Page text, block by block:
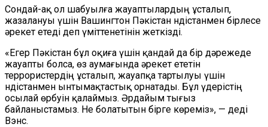
Сондай-ақ ол шабуылға жауаптылардың ұсталып,
жазалануы үшін Вашингтон Пәкістан Үндістанмен бірлесе
әрекет етеді деп үміттенетінін жеткізді.
«Eгер Пәкістан бұл оқиға үшін қандай да бір дәрежеде
жауапты болса, өз аумағында әрекет ететін
террористердің ұсталып, жауапқа тартылуы үшін
Үндістанмен ынтымақтастық орнатады. Бұл үдерістің
осылай өрбуін қалаймыз. Әрдайым тығыз
байланыстамыз. Не болатытын бірге көреміз», — деді
Вэнс.